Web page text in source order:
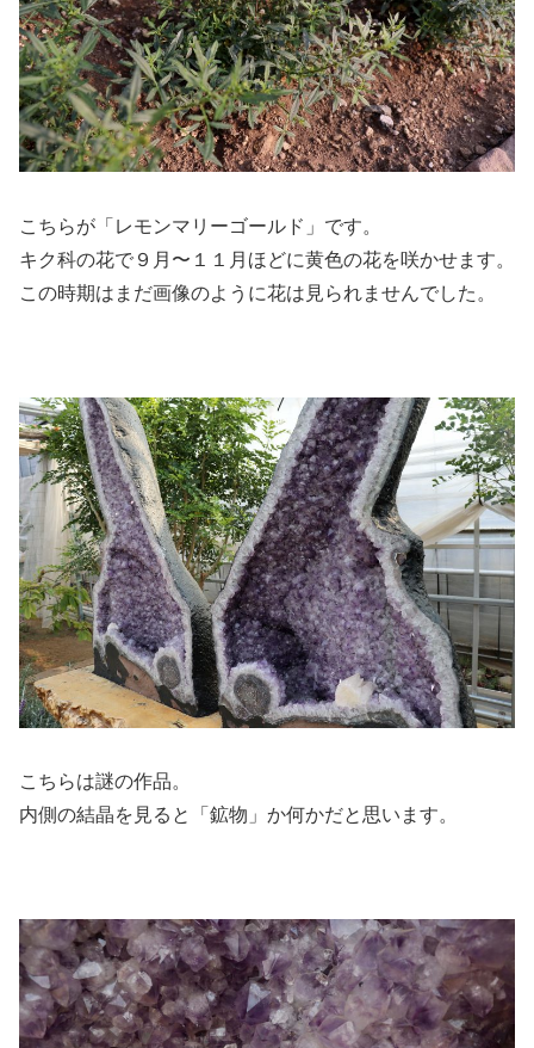
こちらが「レモンマリーゴールド」です。
キク科の花で９月〜１１月ほどに黄色の花を咲かせます。
この時期はまだ画像のように花は見られませんでした。
こちらは謎の作品。
内側の結晶を見ると「鉱物」か何かだと思います。